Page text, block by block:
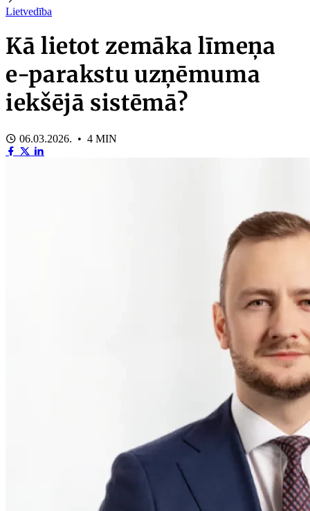
Lietvedība
Kā lietot zemāka līmeņa
e-parakstu uzņēmuma
iekšējā sistēmā?
06.03.2026. • 4 MIN